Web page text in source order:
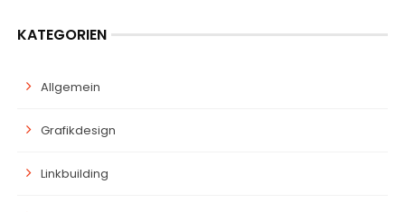
KATEGORIEN
Allgemein
Grafikdesign
Linkbuilding